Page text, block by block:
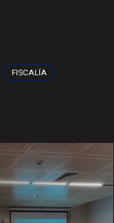
FISCALÍA